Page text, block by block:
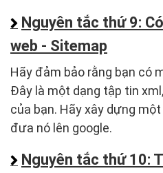
Nguyên tắc thứ 9:
web - Sitemap
Hãy đảm bảo rằng bạn có
Đây là một dạng tập tin
của bạn. Hãy xây dựng
đưa nó lên google.
Nguyên tắc thứ 10: